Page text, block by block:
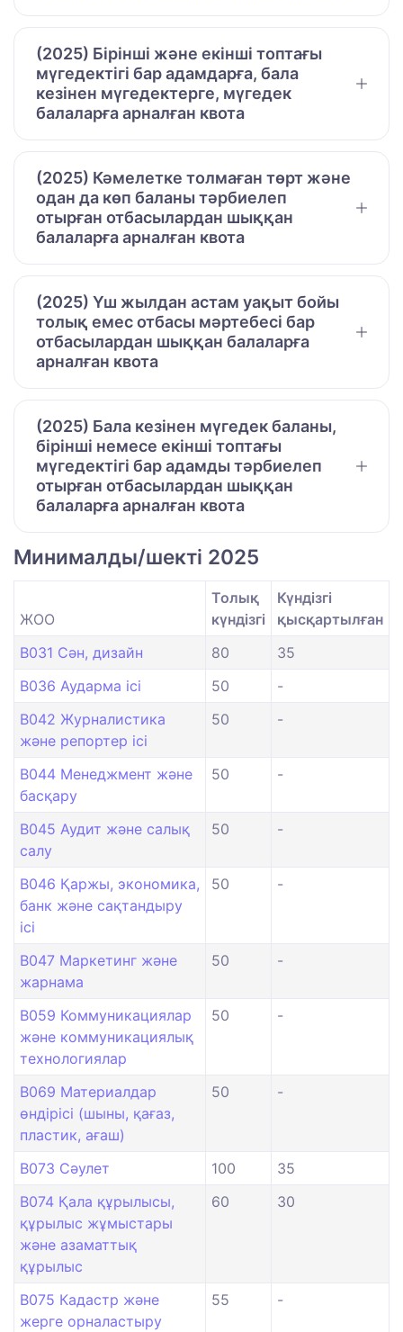
(2025) Бірінші және екінші топтағы
мүгедектігі бар адамдарға, бала
кезінен мүгедектерге, мүгедек
балаларға арналған квота
(2025) Кәмелетке толмаған төрт және
одан да көп баланы тәрбиелеп
отырған отбасылардан шыққан
балаларға арналған квота
(2025) Үш жылдан астам уақыт бойы
толық емес отбасы мәртебесі бар
отбасылардан шыққан балаларға
арналған квота
(2025) Бала кезінен мүгедек баланы,
бірінші немесе екінші топтағы
мүгедектігі бар адамды тәрбиелеп
отырған отбасылардан шыққан
балаларға арналған квота
Минималды/шекті 2025
ЖОО
Толық
күндізгі
Күндізгі
қысқартылған
B031 Сән, дизайн
80
35
B036 Аударма ісі
50
-
B042 Журналистика
және репортер ісі
50 -
B044 Менеджмент және
басқару
50 -
B045 Аудит және салық
салу
50 -
B046 Қаржы, экономика,
банк және сақтандыру
ісі
50 -
B047 Маркетинг және
жарнама
50 -
B059 Коммуникациялар
және коммуникациялық
технологиялар
50 -
B069 Материалдар
өндірісі (шыны, қағаз,
пластик, ағаш)
50 -
B073 Сәулет 100
35
B074 Қала құрылысы,
құрылыс жұмыстары
және азаматтық
құрылыс
60 30
B075 Кадастр және
жерге орналастыру
55 -